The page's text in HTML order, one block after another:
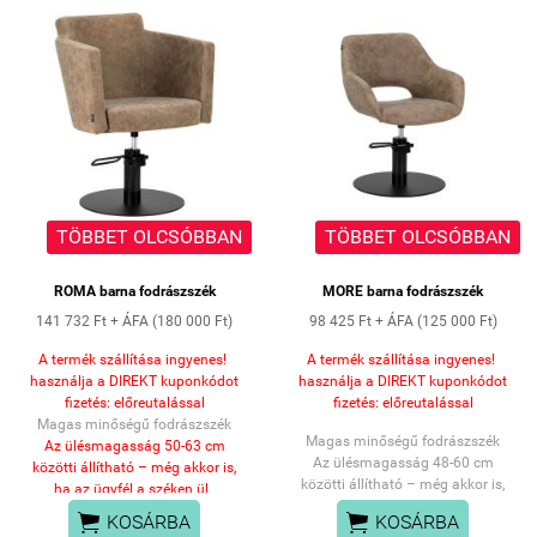
emelő láb
állítható magasságú
üléspozíció.
Szék méretei:
Hossz: 48,5 cm
széles: 63 cm
Min magasság: 45 cm
Max magasság: 60 cm
Talp: 45 x 45 cm
súly: 27,3 kg
TÖBBET OLCSÓBBAN
ROMA barna fodrászszék
141 732 Ft + ÁFA (180 000 Ft)
A termék szállítása ingyenes!
használja a DIREKT kuponkódot
fizetés: előreutalással
Magas minőségű fodrászszék
Az ülésmagasság 50-63 cm
közötti állítható – még akkor is,
ha az ügyfél a széken ül.
Ez garantálja
ergonomikusabb munkavégzést
 KOSÁRBA
TÖBBET OLCSÓBBAN
MORE barna fodrászszék
98 425 Ft + ÁFA (125 000 Ft)
A termék szállítása ingyenes!
használja a DIREKT kuponkódot
fizetés: előreutalással
Magas minőségű fodrászszék
Az ülésmagasság 48-60 cm
közötti állítható – még akkor is,
ha az ügyfél a széken ül.
Ez garantáljaaz
 KOSÁRBA